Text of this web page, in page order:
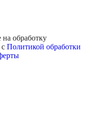
обработку
Политикой обработки